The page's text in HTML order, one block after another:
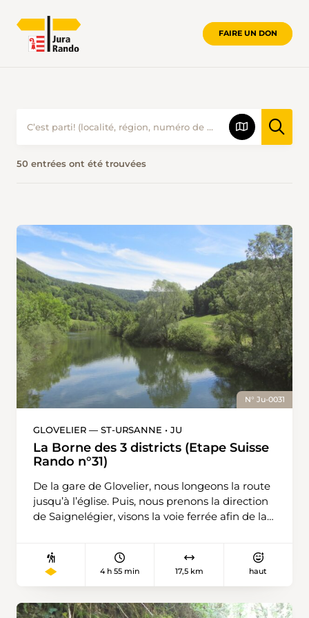
FAIRE UN DON
50 entrées ont été trouvées
N° Ju-0031
GLOVELIER — ST-URSANNE • JU
La Borne des 3 districts (Etape Suisse
Rando n°31)
De la gare de Glovelier, nous longeons la route
jusqu’à l’église. Puis, nous prenons la direction
de Saignelégier, visons la voie ferrée afin de la
souffle haletant, nous grimpons le long du
ruisseau durant plus d’un km. Jusqu’à la sortie
traverse le pâturage. Nous traversons avec
4 h 55 min 17,5 km haut